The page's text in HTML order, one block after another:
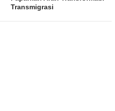
Transmigrasi